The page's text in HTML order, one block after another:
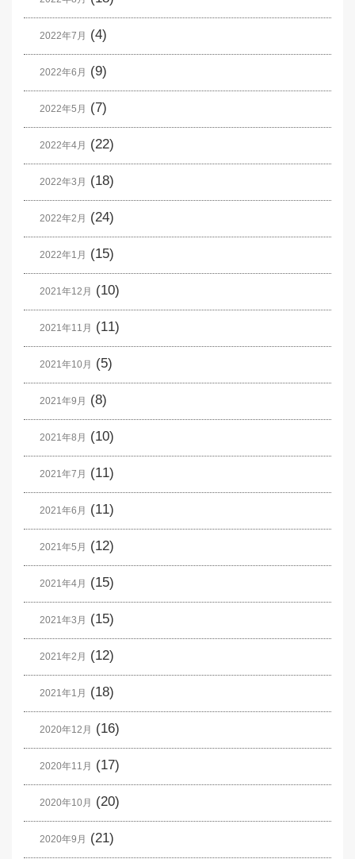
2022年7月 (4)
2022年6月 (9)
2022年5月 (7)
2022年4月 (22)
2022年3月 (18)
2022年2月 (24)
2022年1月 (15)
2021年12月 (10)
2021年11月 (11)
2021年10月 (5)
2021年9月 (8)
2021年8月 (10)
2021年7月 (11)
2021年6月 (11)
2021年5月 (12)
2021年4月 (15)
2021年3月 (15)
2021年2月 (12)
2021年1月 (18)
2020年12月 (16)
2020年11月 (17)
2020年10月 (20)
2020年9月 (21)